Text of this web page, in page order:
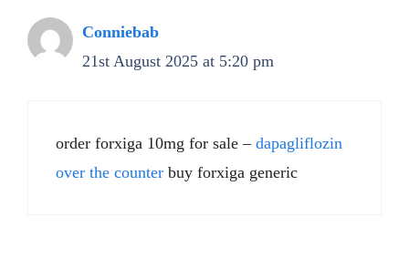
Conniebab
21st August 2025 at 5:20 pm
order forxiga 10mg for sale – dapagliflozin
over the counter buy forxiga generic